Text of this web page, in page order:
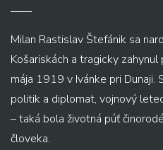
Milan Rastislav Štefánik sa
Košariskách a tragicky
mája 1919 v Ivánke pri Dunaji.
politik a diplomat, vojnový
– taká bola životná púť
človeka.